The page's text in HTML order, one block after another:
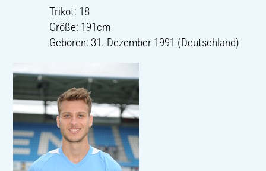
Trikot: 18
Größe: 191cm
Geboren: 31. Dezember 1991 (Deutschland)